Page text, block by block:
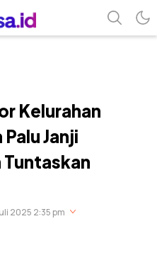
Kelurahan
Janji
Tuntaskan
2025 2:35 pm